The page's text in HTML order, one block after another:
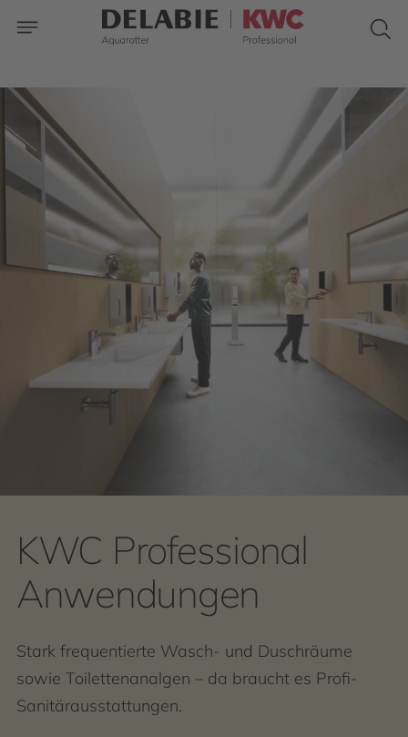
KWC Professional
Anwendungen
Stark frequentierte Wasch- und Duschräume
sowie Toilettenanalgen – da braucht es Profi-
Sanitärausstattungen.